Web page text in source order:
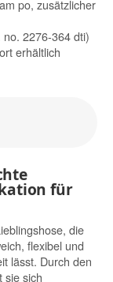
po, zusätzlicher
2276-364 dti)
erhältlich
für
die
flexibel und
lässt. Durch den
sie sich